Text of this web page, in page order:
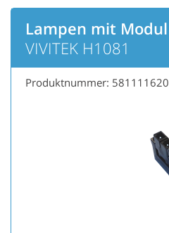
Lampen mit Modul
VIVITEK H1081
Produktnummer: